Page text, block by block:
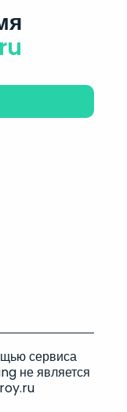
сервиса
не является